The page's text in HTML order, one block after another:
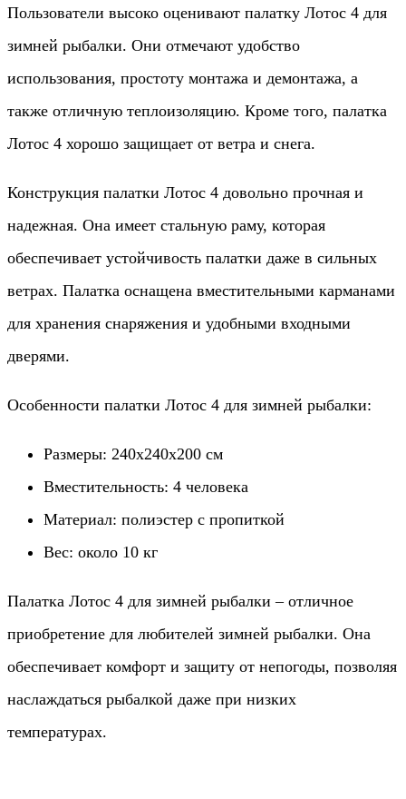
Пользователи высоко оценивают палатку Лотос 4 для
зимней рыбалки. Они отмечают удобство
использования, простоту монтажа и демонтажа, а
также отличную теплоизоляцию. Кроме того, палатка
Лотос 4 хорошо защищает от ветра и снега.
Конструкция палатки Лотос 4 довольно прочная и
надежная. Она имеет стальную раму, которая
обеспечивает устойчивость палатки даже в сильных
ветрах. Палатка оснащена вместительными карманами
для хранения снаряжения и удобными входными
дверями.
Особенности палатки Лотос 4 для зимней рыбалки:
Размеры: 240x240x200 см
Вместительность: 4 человека
Материал: полиэстер с пропиткой
Вес: около 10 кг
Палатка Лотос 4 для зимней рыбалки – отличное
приобретение для любителей зимней рыбалки. Она
обеспечивает комфорт и защиту от непогоды, позволяя
наслаждаться рыбалкой даже при низких
температурах.